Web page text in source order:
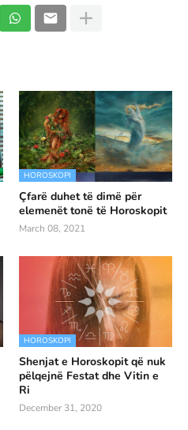
HOROSKOPI
Çfarë duhet të dimë për
elemenët tonë të Horoskopit
March 08, 2021
HOROSKOPI
Shenjat e Horoskopit që nuk
pëlqejnë Festat dhe Vitin e
Ri
December 31, 2020